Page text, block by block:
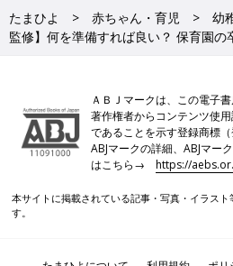
たまひよ 赤ちゃん・育児 幼
監修】何を準備すれば良い？ 保育園の
ＡＢＪマークは、この電子
著作権者からコンテンツ使
であることを示す登録商標
ABJマークの詳細、ABJマー
はこちら→https://
本サイトに掲載されている記事・写真・イラス
す。